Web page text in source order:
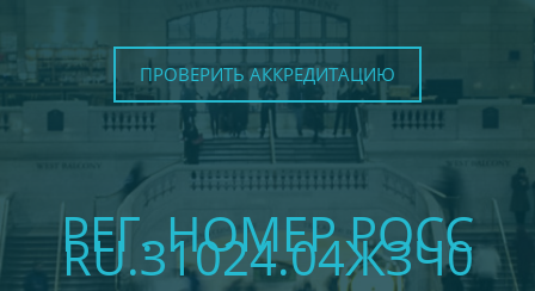
ПРОВЕРИТЬ АККРЕДИТАЦИЮ
РЕГ. НОМЕР РОСС
RU.З1024.04ЖЗЧ0